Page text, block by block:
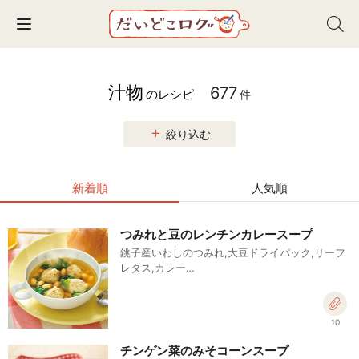
Toggle navigation
汁物 のレシピ 677件
絞り込む
新着順 人気順
つみれと豆のレンチンカレースープ
銚子産いわしのつみれ,大豆ドライパック,リーフ
レタス,カレー…
10
チンゲン菜のみそコーンスープ